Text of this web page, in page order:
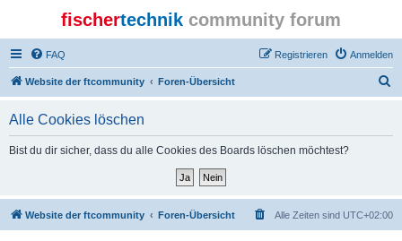
fischertechnik community forum
FAQ Anmelden
Registrieren
Website der ftcommunity Foren-Übersicht
Alle Cookies löschen
Bist du dir sicher, dass du alle Cookies des Boards löschen möchtest?
Website der ftcommunity Foren-Übersicht Alle Zeiten sind UTC+02:00